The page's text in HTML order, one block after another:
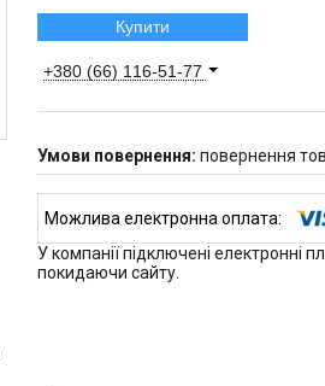
Купити
+380 (66) 116-51-77
повернення
У компанії підключені електронні
покидаючи сайту.